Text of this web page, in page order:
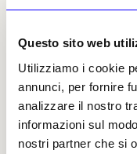
Questo sito web
Utilizziamo i cookie
annunci, per fornire
analizzare il nostro
informazioni sul
nostri partner che si
NEWS ADDII
Addio a Christoph
Frommel, una vita
Rinascimento
Specialista
dei palazzi romani